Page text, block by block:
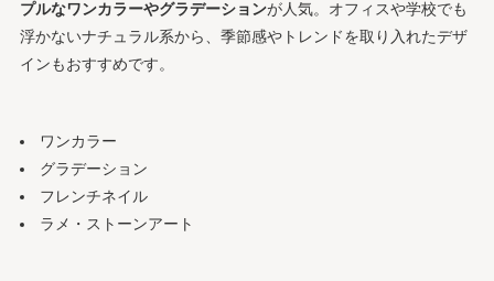
プルなワンカラーやグラデーションが人気。オフィスや学校でも
浮かないナチュラル系から、季節感やトレンドを取り入れたデザ
インもおすすめです。
ワンカラー
グラデーション
フレンチネイル
ラメ・ストーンアート